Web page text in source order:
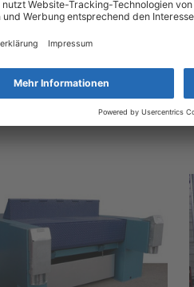
beweglich, 1 Paar,
BUMO1151
1.428,00 €
Produkt-Anfrage